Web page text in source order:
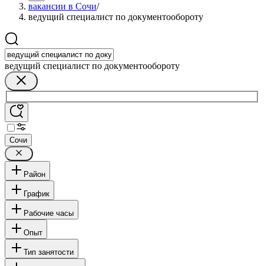
вакансии в Сочи/
ведущий специалист по документообороту
ведущий специалист по документообороту
Сочи
Район
График
Рабочие часы
Опыт
Тип занятости